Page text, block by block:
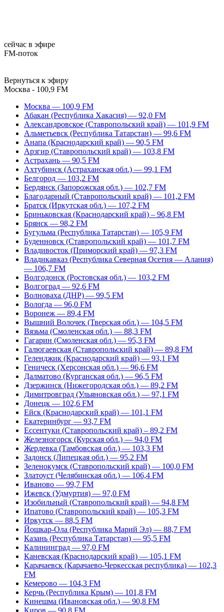
сейчас в эфире
FM-поток
Вернуться к эфиру
Москва - 100,9 FM
Москва — 100,9 FM
Абакан (Республика Хакасия) — 92,0 FM
Александровское (Ставропольский край) — 101,9 FM
Альметьевск (Республика Татарстан) — 99,6 FM
Анапа (Краснодарский край) — 90,5 FM
Арзгир (Ставропольский край) — 103,8 FM
Астрахань — 90,5 FM
Ахтубинск (Астраханская обл.) — 99,1 FM
Белгород — 103,2 FM
Бердянск (Запорожская обл.) — 102,7 FM
Благодарный (Ставропольский край) — 101,2 FM
Братск (Иркутская обл.) — 107,2 FM
Бриньковская (Краснодарский край) – 96,8 FM
Брянск — 98,2 FM
Бугульма (Республика Татарстан) — 105,9 FM
Буденновск (Ставропольский край) — 101,7 FM
Владивосток (Приморский край) — 97,3 FM
Владикавказ (Республика Северная Осетия — Алания)
— 106,7 FM
Волгодонск (Ростовская обл.) — 103,2 FM
Волгоград — 92,6 FM
Волноваха (ДНР) — 99,5 FM
Вологда — 96,0 FM
Воронеж — 89,4 FM
Вышний Волочек (Тверская обл.) — 104,5 FM
Вязьма (Смоленская обл.) — 88,3 FM
Гагарин (Смоленская обл.) — 95,3 FM
Галюгаевская (Ставропольский край) — 89,8 FM
Геленджик (Краснодарский край) — 93,1 FM
Геническ (Херсонская обл.) — 96,6 FM
Далматово (Курганская обл.) — 96,5 FM
Дзержинск (Нижегородская обл.) — 89,2 FM
Димитровград (Ульяновская обл.) — 97,1 FM
Донецк — 102,6 FM
Ейск (Краснодарский край) — 101,1 FM
Екатеринбург — 93,7 FM
Ессентуки (Ставропольский край) – 89,2 FM
Железногорск (Курская обл.) — 94,0 FM
Жердевка (Тамбовская обл.) — 103,3 FM
Задонск (Липецкая обл.) — 95,2 FM
Зеленокумск (Ставропольский край) — 100,0 FM
Златоуст (Челябинская обл.) — 106,4 FM
Иваново — 99,7 FM
Ижевск (Удмуртия) — 97,0 FM
Изобильный (Ставропольский край) — 94,8 FM
Ипатово (Ставропольский край) — 105,3 FM
Иркутск — 88,5 FM
Йошкар-Ола (Республика Марий Эл) — 88,7 FM
Казань (Республика Татарстан) — 95,5 FM
Калининград — 97,0 FM
Каневская (Краснодарский край) — 105,1 FM
Карачаевск (Карачаево-Черкесская республика) — 102,3
FM
Кемерово — 104,3 FM
Керчь (Республика Крым) — 101,8 FM
Кинешма (Ивановская обл.) — 90,8 FM
Киров — 90,8 FM